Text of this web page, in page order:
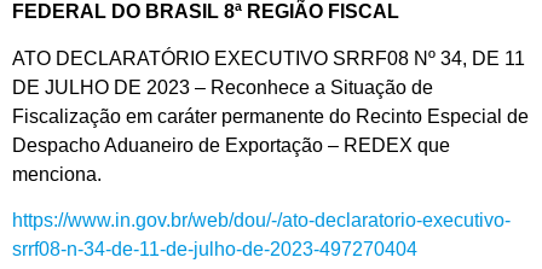
FEDERAL DO BRASIL 8ª REGIÃO FISCAL
ATO DECLARATÓRIO EXECUTIVO SRRF08 Nº 34, DE 11
DE JULHO DE 2023 – Reconhece a Situação de
Fiscalização em caráter permanente do Recinto Especial de
Despacho Aduaneiro de Exportação – REDEX que
menciona.
https://www.in.gov.br/web/dou/-/ato-declaratorio-executivo-
srrf08-n-34-de-11-de-julho-de-2023-497270404